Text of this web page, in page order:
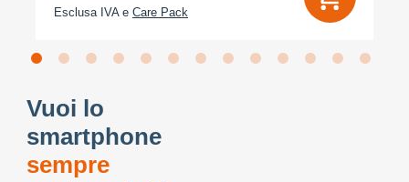
Esclusa IVA e Care Pack
Vuoi lo
smartphone
sempre